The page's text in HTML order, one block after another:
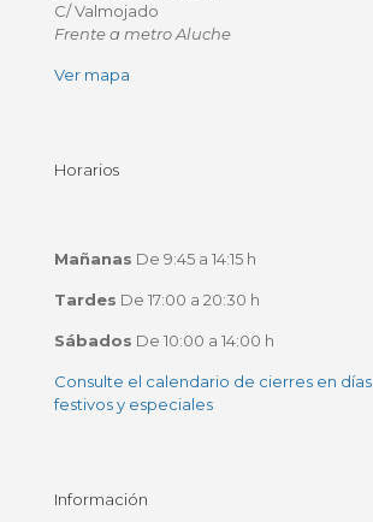
C/ Valmojado
Frente a metro Aluche
Ver mapa
Horarios
Mañanas De 9:45 a 14:15 h
Tardes De 17:00 a 20:30 h
Sábados De 10:00 a 14:00 h
Consulte el calendario de cierres en días
festivos y especiales
Información